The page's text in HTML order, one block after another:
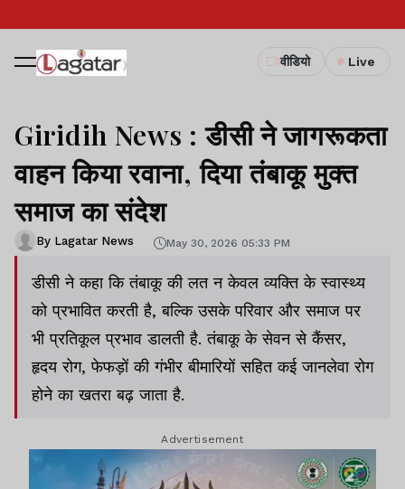
वीडियो Live
Giridih News : डीसी ने जागरूकता
वाहन किया रवाना, दिया तंबाकू मुक्त
समाज का संदेश
By Lagatar News May 30, 2026 05:33 PM
डीसी ने कहा कि तंबाकू की लत न केवल व्यक्ति के स्वास्थ्य
को प्रभावित करती है, बल्कि उसके परिवार और समाज पर
भी प्रतिकूल प्रभाव डालती है. तंबाकू के सेवन से कैंसर,
हृदय रोग, फेफड़ों की गंभीर बीमारियों सहित कई जानलेवा रोग
होने का खतरा बढ़ जाता है.
Advertisement